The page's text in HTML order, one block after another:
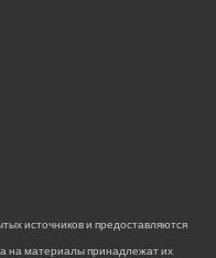
источников и предоставляются
на материалы принадлежат их